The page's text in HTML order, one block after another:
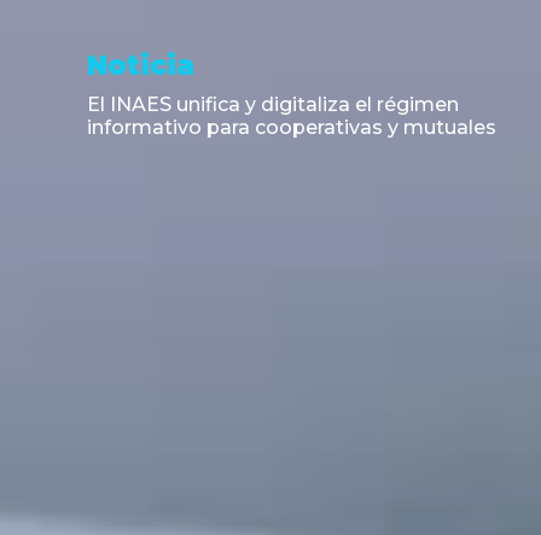
Noticia
El INAES unifica y digitaliza el régimen
informativo para cooperativas y mutuales